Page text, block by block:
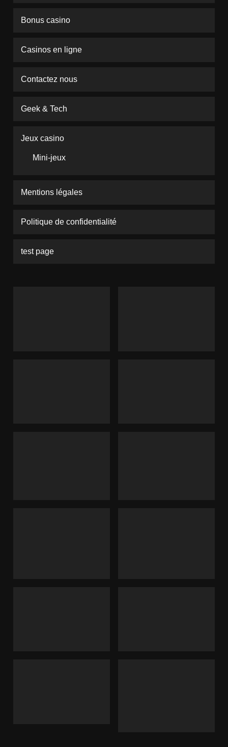
Bonus casino
Casinos en ligne
Contactez nous
Geek & Tech
Jeux casino
Mini-jeux
Mentions légales
Politique de confidentialité
test page